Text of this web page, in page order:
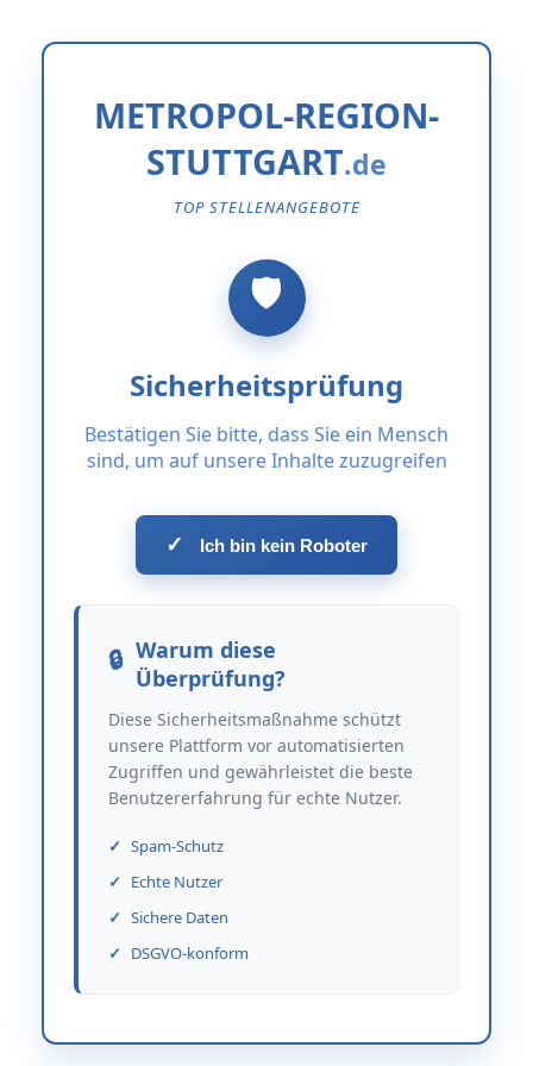
METROPOL-REGION-
STUTTGART
TOP STELLENANGEBOTE
Sicherheitsprüfung
Bestätigen Sie bitte, dass Sie ein Mensch
sind, um auf unsere Inhalte zuzugreifen
✓ Ich bin kein Roboter
Warum diese
Überprüfung?
Diese Sicherheitsmaßnahme schützt
unsere Plattform vor automatisierten
Zugriffen und gewährleistet die beste
Benutzererfahrung für echte Nutzer.
Spam-Schutz
Echte Nutzer
Sichere Daten
DSGVO-konform